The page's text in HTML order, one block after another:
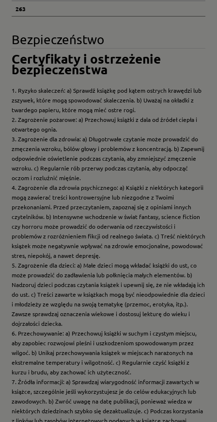
263
Bezpieczeństwo
Certyfikaty i ostrzeżenie
bezpieczeństwa
1. Ryzyko skaleczeń: a) Sprawdź książkę pod kątem ostrych krawędzi lub
zszywek, które mogą spowodować skaleczenia. b) Uważaj na okładki z
twardego papieru, które mogą mieć ostre rogi.
2. Zagrożenie pożarowe: a) Przechowuj książki z dala od źródeł ciepła i
otwartego ognia.
3. Zagrożenie dla zdrowia: a) Długotrwałe czytanie może prowadzić do
zmęczenia wzroku, bólów głowy i problemów z koncentracją. b) Zapewnij
odpowiednie oświetlenie podczas czytania, aby zmniejszyć zmęczenie
wzroku. c) Regularnie rób przerwy podczas czytania, aby odpocząć
oczom i rozluźnić mięśnie.
4. Zagrożenie dla zdrowia psychicznego: a) Książki z niektórych kategorii
mogą zawierać treści kontrowersyjne lub niezgodne z Twoimi
przekonaniami. Przed przeczytaniem, zapoznaj się z opiniami innych
czytelników. b) Intensywne wchodzenie w świat fantasy, science fiction
czy horroru może prowadzić do oderwania od rzeczywistości i
problemów z rozróżnieniem fikcji od realnego świata. c) Treść niektórych
książek może negatywnie wpływać na zdrowie emocjonalne, powodować
stres, niepokój, a nawet depresję.
5. Zagrożenie dla dzieci: a) Małe dzieci mogą wkładać książki do ust, co
może prowadzić do zadławienia lub połknięcia małych elementów. b)
Nadzoruj dzieci podczas czytania książek i upewnij się, że nie wkładają ich
do ust. c) Treści zawarte w książkach mogą być nieodpowiednie dla dzieci
i młodzieży ze względu na swoją tematykę (przemoc, erotyka, itp.).
Zawsze sprawdzaj oznaczenia wiekowe i dostosuj lekturę do wieku i
dojrzałości dziecka.
6. Przechowywanie: a) Przechowuj książki w suchym i czystym miejscu,
aby zapobiec rozwojowi pleśni i uszkodzeniom spowodowanym przez
wilgoć. b) Unikaj przechowywania książek w miejscach narażonych na
ekstremalne temperatury i wilgotność. c) Regularnie czyść książki z
kurzu i brudu, aby zachować ich użyteczność.
7. Źródła informacji: a) Sprawdzaj wiarygodność informacji zawartych w
książce, szczególnie jeśli wykorzystujesz je do celów edukacyjnych lub
zawodowych. b) Zwróć uwagę na datę publikacji, ponieważ wiedza w
niektórych dziedzinach szybko się dezaktualizuje. c) Podczas korzystania
z linków lub zasobów internetowych podanych w książce zachowaj